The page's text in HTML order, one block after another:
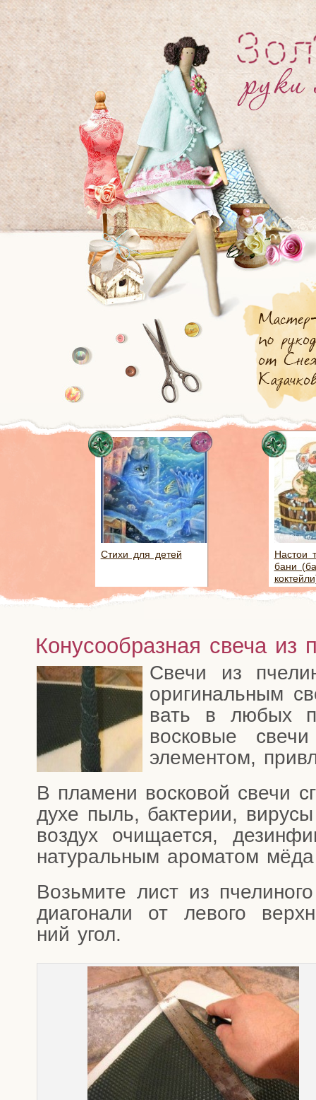
Стихи для детей
Настои
бани
Конусообразная свеча из
Све­чи из
ори­ги­наль­ным
вать в любых
вос­ко­вые
эле­мен­том,
В пла­ме­ни вос­ко­вой све­чи
ду­хе пыль, бак­те­рии,
воз­дух очи­ща­ет­ся,
нату­раль­ным аро­ма­том
Возь­ми­те лист из
диа­го­на­ли от лево­го
ний угол.